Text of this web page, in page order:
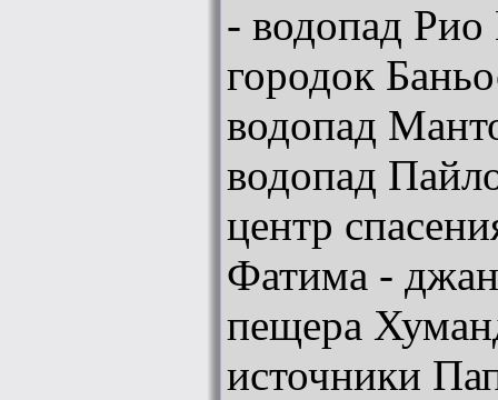
- водопад
городок
водопад
водопад
центр
Фатима -
пещера
источники